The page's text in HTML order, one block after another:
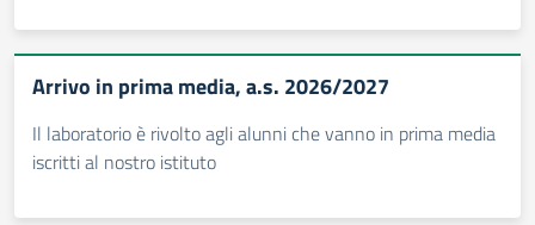
Arrivo in prima media, a.s. 2026/2027
Il laboratorio è rivolto agli alunni che vanno in prima media
iscritti al nostro istituto